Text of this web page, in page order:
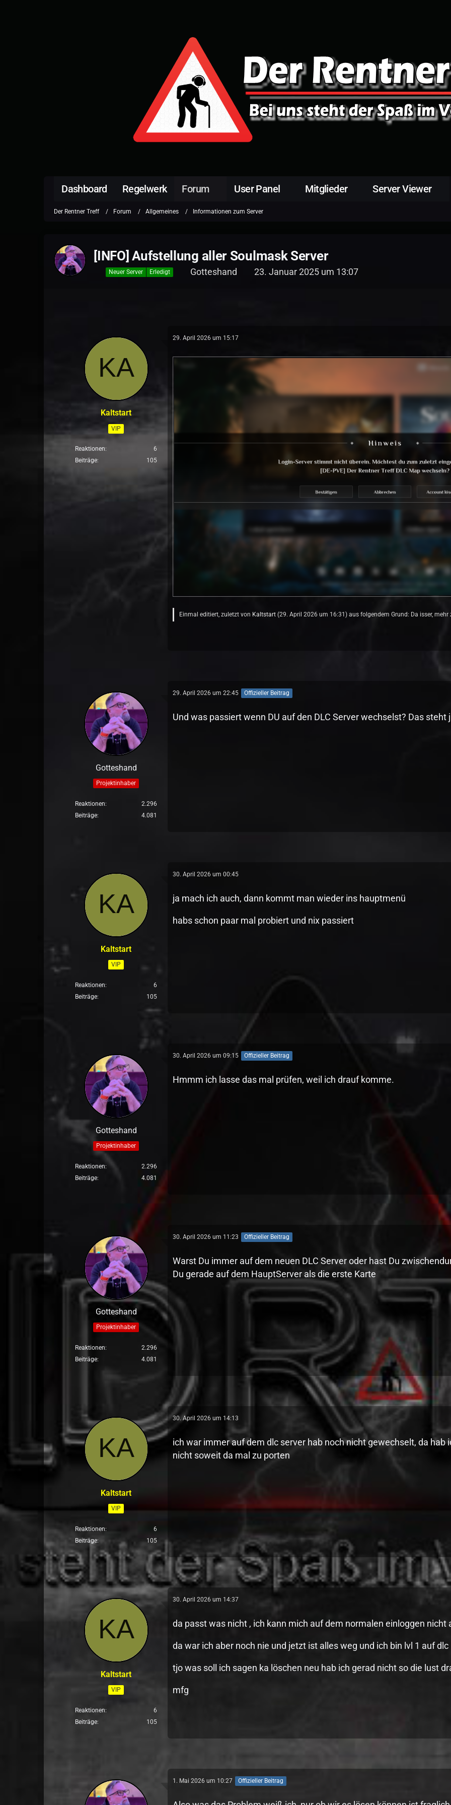
Dashboard Regelwerk Forum User Panel Mitglieder Server Viewer
Der Rentner Treff Forum Allgemeines Informationen zum Server
[INFO] Aufstellung aller Soulmask Server
Neuer Server Erledigt Gotteshand 23. Januar 2025 um 13:07
Kaltstart
VIP
Reaktionen
6
Beiträge
105
29. April 2026 um 15:17
Einmal editiert, zuletzt von Kaltstart (29. April 2026 um 16:31) aus folgendem Grund: Da isser,
Gotteshand
Projektinhaber
Reaktionen
2.296
Beiträge
4.081
29. April 2026 um 22:45 Offizieller Beitrag
Und was passiert wenn DU auf den DLC Server wechselst? Das steht
Kaltstart
VIP
Reaktionen
6
Beiträge
105
30. April 2026 um 00:45
ja mach ich auch, dann kommt man wieder ins hauptmenü
habs schon paar mal probiert und nix passiert
Gotteshand
Projektinhaber
Reaktionen
2.296
Beiträge
4.081
30. April 2026 um 09:15 Offizieller Beitrag
Hmmm ich lasse das mal prüfen, weil ich drauf komme.
Gotteshand
Projektinhaber
Reaktionen
2.296
Beiträge
4.081
30. April 2026 um 11:23 Offizieller Beitrag
Warst Du immer auf dem neuen DLC Server oder hast Du
Du gerade auf dem HauptServer als die erste Karte
Kaltstart
VIP
Reaktionen
6
Beiträge
105
30. April 2026 um 14:13
ich war immer auf dem dlc server hab noch nicht gewechselt, da hab
nicht soweit da mal zu porten
Kaltstart
VIP
Reaktionen
6
Beiträge
105
30. April 2026 um 14:37
da passt was nicht , ich kann mich auf dem normalen einloggen nicht
da war ich aber noch nie und jetzt ist alles weg und ich bin lvl 1 auf
tjo was soll ich sagen ka löschen neu hab ich gerad nicht so die lust
mfg
1. Mai 2026 um 10:27 Offizieller Beitrag